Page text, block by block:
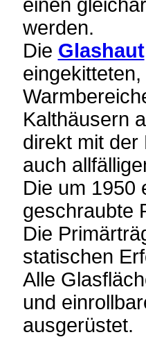
einen
werden.
Die Glashaut
Kalthäusern
direkt mit der
auch
Die um 1950
geschraubte
Die
statischen
Alle
und
ausgerüstet.